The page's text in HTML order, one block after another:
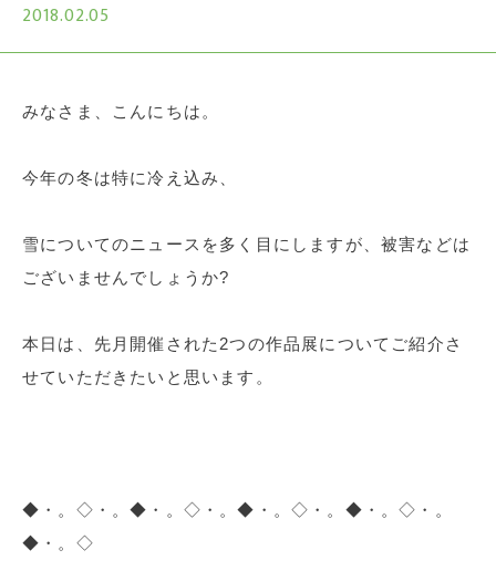
2018.02.05
みなさま、こんにちは。
今年の冬は特に冷え込み、
雪についてのニュースを多く目にしますが、被害などは
ございませんでしょうか?
本日は、先月開催された2つの作品展についてご紹介さ
せていただきたいと思います。
◆・。◇・。◆・。◇・。◆・。◇・。◆・。◇・。
◆・。◇